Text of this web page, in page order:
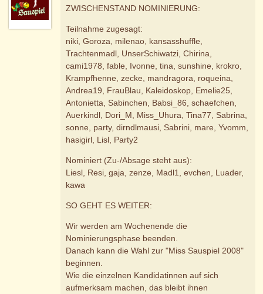
ZWISCHENSTAND NOMINIERUNG:
Teilnahme zugesagt:
niki, Goroza, milenao, kansasshuffle,
Trachtenmadl, UnserSchiwatzi, Chirina,
cami1978, fable, Ivonne, tina, sunshine, krokro,
Krampfhenne, zecke, mandragora, roqueina,
Andrea19, FrauBlau, Kaleidoskop, Emelie25,
Antonietta, Sabinchen, Babsi_86, schaefchen,
Auerkindl, Dori_M, Miss_Uhura, Tina77, Sabrina,
sonne, party, dirndlmausi, Sabrini, mare, Yvomm,
hasigirl, Lisl, Party2
Nominiert (Zu-/Absage steht aus):
Liesl, Resi, gaja, zenze, Madl1, evchen, Luader,
kawa
SO GEHT ES WEITER:
Wir werden am Wochenende die
Nominierungsphase beenden.
Danach kann die Wahl zur "Miss Sauspiel 2008"
beginnen.
Wie die einzelnen Kandidatinnen auf sich
aufmerksam machen, das bleibt ihnen